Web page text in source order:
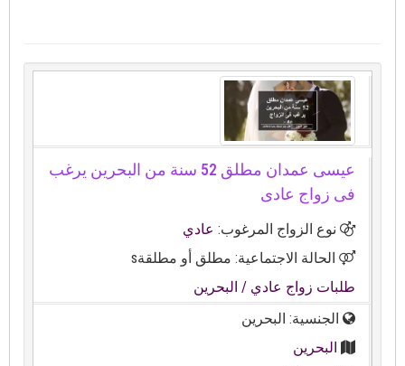
عيسى عمدان مطلق 52 سنة من البحرين يرغب
فى زواج عادى
نوع الزواج المرغوب:عادي
الحالة الاجتماعية: مطلق أو مطلقةs
طلبات زواج عادي/ البحرين
الجنسية: البحرين
البحرين